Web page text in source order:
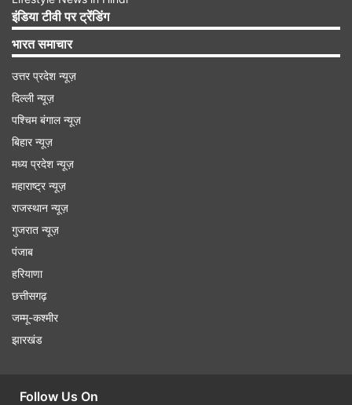
"INDIA को बचाने की ज़िम्मेदारी सिर्फ़ कांग्रेस की नहीं"
निरुपम ने आगे लिखा, "ऐसा फ़ैसला जो सबको मान्य हो और
हाँ, महज़ सीटें तय करें, दूसरी पार्टियों के उम्मीदवार नहीं।
इससे गठबंधन में असंतोष की दरारें पैदा होने लगेंगी। INDIA
इंडिया टीवी पर ट्रेंडिंग
भारत समाचार
उत्तर प्रदेश न्यूज़
दिल्ली न्यूज़
पश्चिम बंगाल न्यूज़
बिहार न्यूज़
मध्य प्रदेश न्यूज़
महाराष्ट्र न्यूज़
राजस्थान न्यूज़
गुजरात न्यूज़
पंजाब
हरियाणा
छत्तीसगढ़
जम्मू-कश्मीर
झारखंड
Follow Us On